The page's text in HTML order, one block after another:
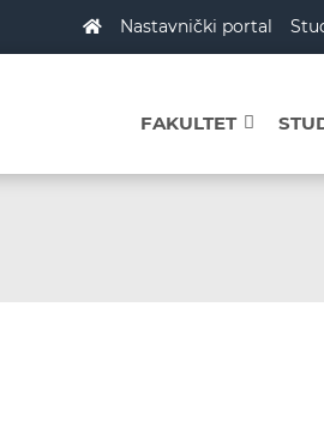
Nastavnički portal
FAKULTET